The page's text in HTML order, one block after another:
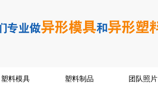
塑料模具 塑料制品 团队照片